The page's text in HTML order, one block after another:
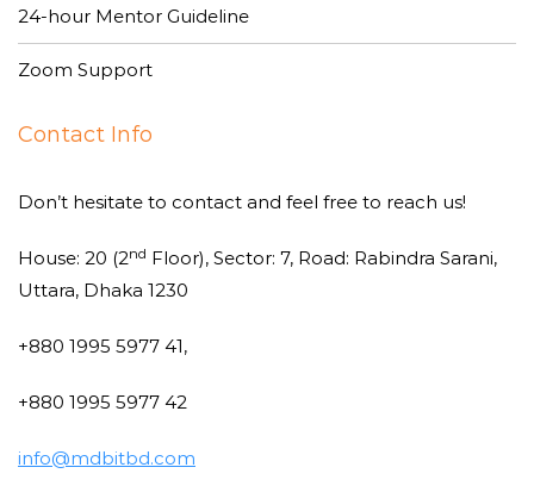
24-hour Mentor Guideline
Zoom Support
Contact Info
Don’t hesitate to contact and feel free to reach us!
House: 20 (2nd Floor), Sector: 7, Road: Rabindra Sarani,
Uttara, Dhaka 1230
+880 1995 5977 41,
+880 1995 5977 42
info@mdbitbd.com